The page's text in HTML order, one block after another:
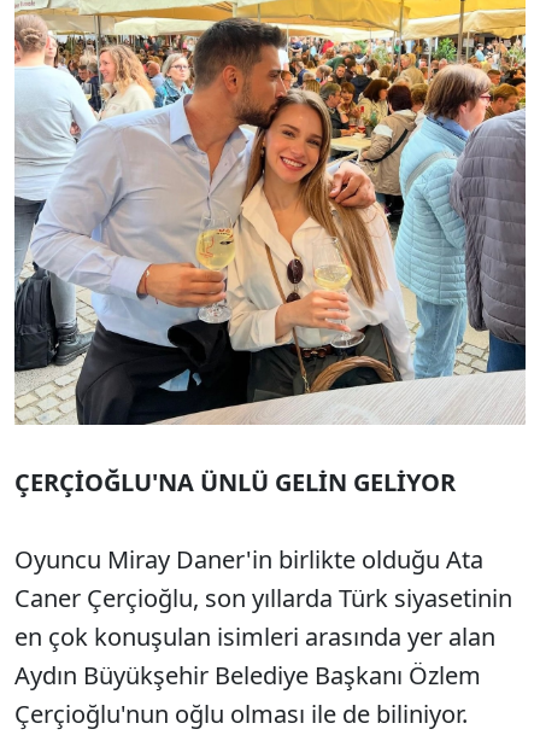
ÇERÇİOĞLU'NA ÜNLÜ GELİN GELİYOR
Oyuncu Miray Daner'in birlikte olduğu Ata
Caner Çerçioğlu, son yıllarda Türk siyasetinin
en çok konuşulan isimleri arasında yer alan
Aydın Büyükşehir Belediye Başkanı Özlem
Çerçioğlu'nun oğlu olması ile de biliniyor.